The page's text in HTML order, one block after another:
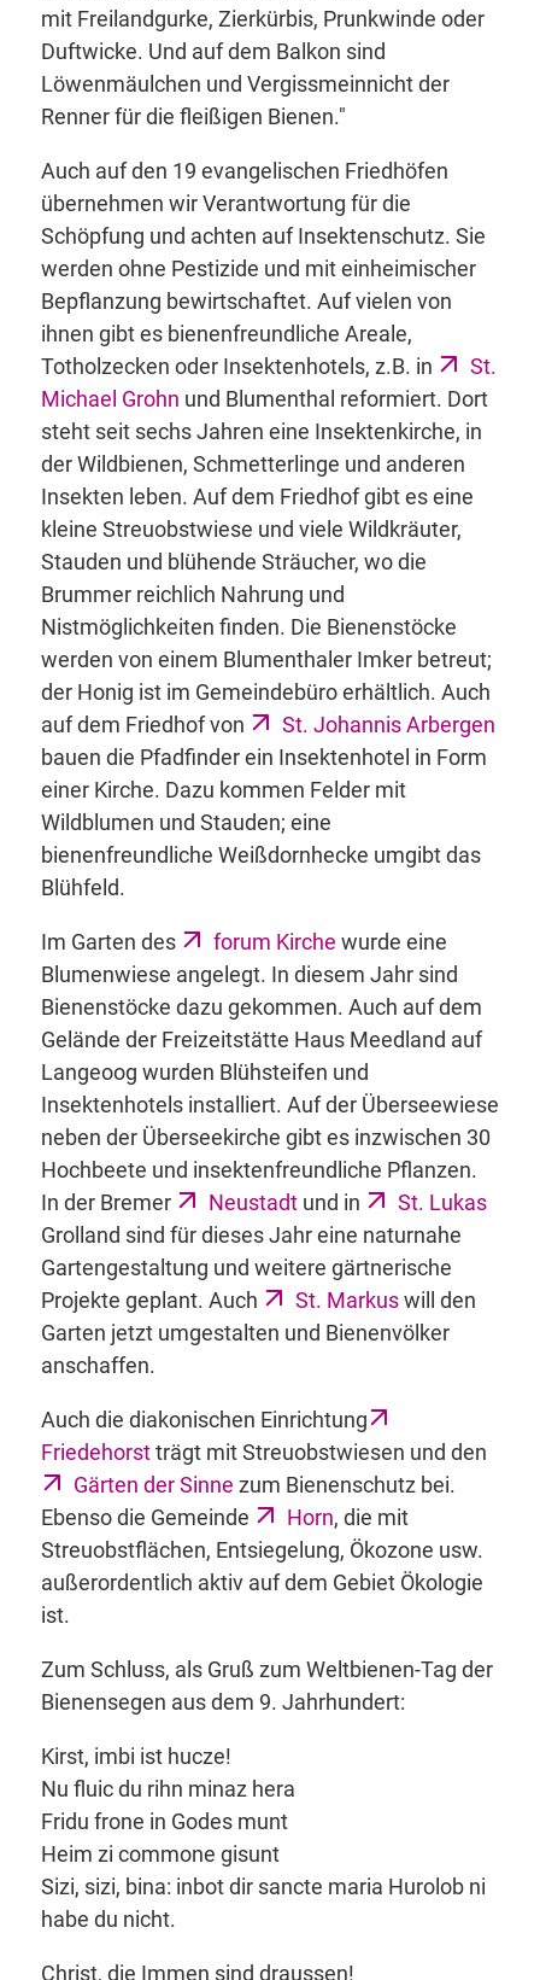
mit Freilandgurke, Zierkürbis, Prunkwinde oder
Duftwicke. Und auf dem Balkon sind
Löwenmäulchen und Vergissmeinnicht der
Renner für die fleißigen Bienen."
Auch auf den 19 evangelischen Friedhöfen
übernehmen wir Verantwortung für die
Schöpfung und achten auf Insektenschutz. Sie
werden ohne Pestizide und mit einheimischer
Bepflanzung bewirtschaftet. Auf vielen von
ihnen gibt es bienenfreundliche Areale,
Totholzecken oder Insektenhotels, z.B. in
St.
Michael Grohn und Blumenthal reformiert. Dort
steht seit sechs Jahren eine Insektenkirche, in
der Wildbienen, Schmetterlinge und anderen
Insekten leben. Auf dem Friedhof gibt es eine
kleine Streuobstwiese und viele Wildkräuter,
Stauden und blühende Sträucher, wo die
Brummer reichlich Nahrung und
Nistmöglichkeiten finden. Die Bienenstöcke
werden von einem Blumenthaler Imker betreut;
der Honig ist im Gemeindebüro erhältlich. Auch
auf dem Friedhof von
St. Johannis Arbergen
bauen die Pfadfinder ein Insektenhotel in Form
einer Kirche. Dazu kommen Felder mit
Wildblumen und Stauden; eine
bienenfreundliche Weißdornhecke umgibt das
Blühfeld.
Im Garten des forum Kirche wurde eine
Blumenwiese angelegt. In diesem Jahr sind
Bienenstöcke dazu gekommen. Auch auf dem
Gelände der Freizeitstätte Haus Meedland auf
Langeoog wurden Blühsteifen und
Insektenhotels installiert. Auf der Überseewiese
neben der Überseekirche gibt es inzwischen 30
Hochbeete und insektenfreundliche Pflanzen.
In der Bremer
Neustadt und in
St. Lukas
Grolland sind für dieses Jahr eine naturnahe
Gartengestaltung und weitere gärtnerische
Projekte geplant. Auch
St. Markuswill den
Garten jetzt umgestalten und Bienenvölker
anschaffen.
Auch die diakonischen Einrichtung
Friedehorstträgt mit Streuobstwiesen und den
Gärten der Sinne zum Bienenschutz bei.
Ebenso die Gemeinde
Horn, die mit
Streuobstflächen, Entsiegelung, Ökozone usw.
außerordentlich aktiv auf dem Gebiet Ökologie
ist.
Zum Schluss, als Gruß zum Weltbienen-Tag der
Bienensegen aus dem 9. Jahrhundert:
Kirst, imbi ist hucze!
Nu fluic du rihn minaz hera
Fridu frone in Godes munt
Heim zi commone gisunt
Sizi, sizi, bina: inbot dir sancte maria Hurolob ni
habe du nicht.
Christ, die Immen sind draussen!